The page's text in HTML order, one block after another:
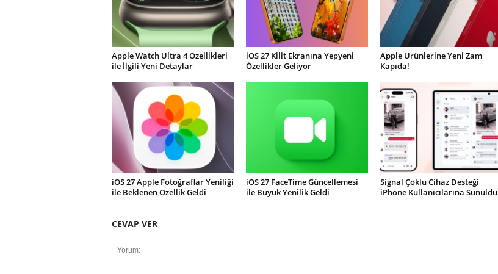
Apple Watch Ultra 4 Özellikleri
ile İlgili Yeni Detaylar
iOS 27 Kilit Ekranına Yepyeni
Özellikler Geliyor
Apple Ürünlerine Yeni Zam
Kapıda!
iOS 27 Apple Fotoğraflar Yeniliği
ile Beklenen Özellik Geldi
iOS 27 FaceTime Güncellemesi
ile Büyük Yenilik Geldi
Signal Çoklu Cihaz Desteği
iPhone Kullanıcılarına Sunuldu
CEVAP VER